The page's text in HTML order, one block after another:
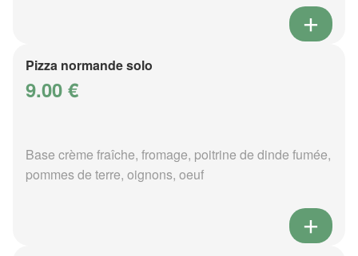
Pizza normande solo
9.00 €
Base crème fraîche, fromage, poitrine de dinde fumée,
pommes de terre, oignons, oeuf